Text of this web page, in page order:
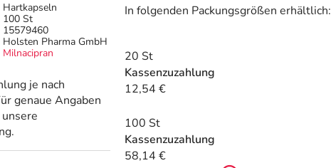
Hartkapseln
100 St
15579460
Holsten Pharma GmbH
Milnacipran
je nach
genaue Angaben
In folgenden Packungsgrößen erhältlich:
20 St
Kassenzuzahlung
12,54 €
100 St
Kassenzuzahlung
58,14 €